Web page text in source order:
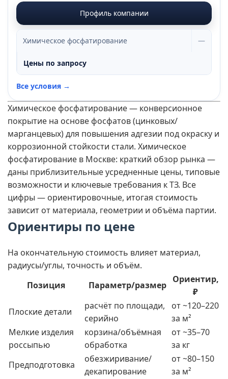
Профиль компании
Химическое фосфатирование —
Цены по запросу
Все условия →
Химическое фосфатирование — конверсионное
покрытие на основе фосфатов (цинковых/
марганцевых) для повышения адгезии под окраску и
коррозионной стойкости стали. Химическое
фосфатирование в Москве: краткий обзор рынка —
даны приблизительные усредненные цены, типовые
возможности и ключевые требования к ТЗ. Все
цифры — ориентировочные, итогая стоимость
зависит от материала, геометрии и объёма партии.
Ориентиры по цене
На окончательную стоимость влияет материал,
радиусы/углы, точность и объём.
Позиция
Параметр/размер
Ориентир,
₽
Плоские детали
расчёт по площади,
серийно
от ~120–220
за м²
Мелкие изделия
россыпью
корзина/объёмная
обработка
от ~35–70
за кг
Предподготовка
обезжиривание/
декапирование
от ~80–150
за м²